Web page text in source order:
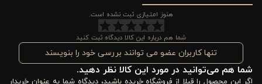
داشت، بلکه هر روز با دیدن شخصیت مرد عنکبوتی انگیزه و انرژی
بیشتری برای بازی و یادگیری پیدا خواهد کرد. این محصول، ترکیبی از
کیفیت، طراحی هیجان‌انگیز و کاربری آسان است که باعث می‌شود
تجربه خواب کودک شما به یک ماجراجویی جذاب تبدیل شود.
هنوز امتیازی ثبت نشده است.
شما هم درباره این کالا دیدگاه ثبت کنید
تنها کاربران عضو می توانند بررسی خود را بنویسند
شما هم می‌توانید در مورد این کالا نظر دهید.
اگر این محصول را قبلا از فروشگاه خریده باشید، دیدگاه شما به عنوان خریدار